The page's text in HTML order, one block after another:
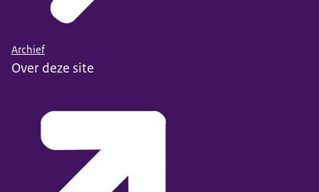
Archief
Over deze site